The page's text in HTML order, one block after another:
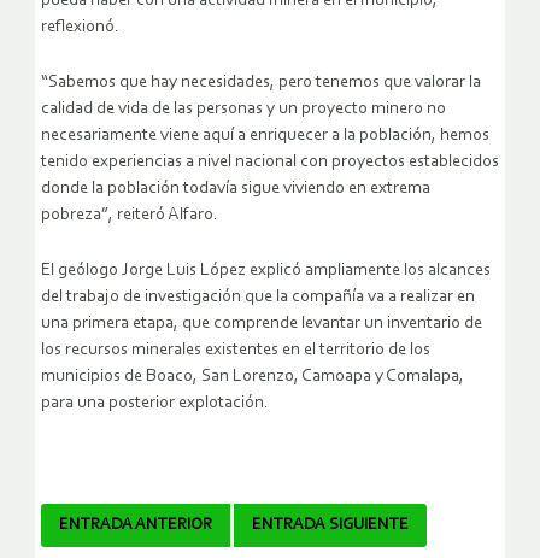
reflexionó.
“Sabemos que hay necesidades, pero tenemos que valorar la
calidad de vida de las personas y un proyecto minero no
necesariamente viene aquí a enriquecer a la población, hemos
tenido experiencias a nivel nacional con proyectos establecidos
donde la población todavía sigue viviendo en extrema
pobreza”, reiteró Alfaro.
El geólogo Jorge Luis López explicó ampliamente los alcances
del trabajo de investigación que la compañía va a realizar en
una primera etapa, que comprende levantar un inventario de
los recursos minerales existentes en el territorio de los
municipios de Boaco, San Lorenzo, Camoapa y Comalapa,
para una posterior explotación.
Navegador
ENTRADA ANTERIOR ENTRADA SIGUIENTE